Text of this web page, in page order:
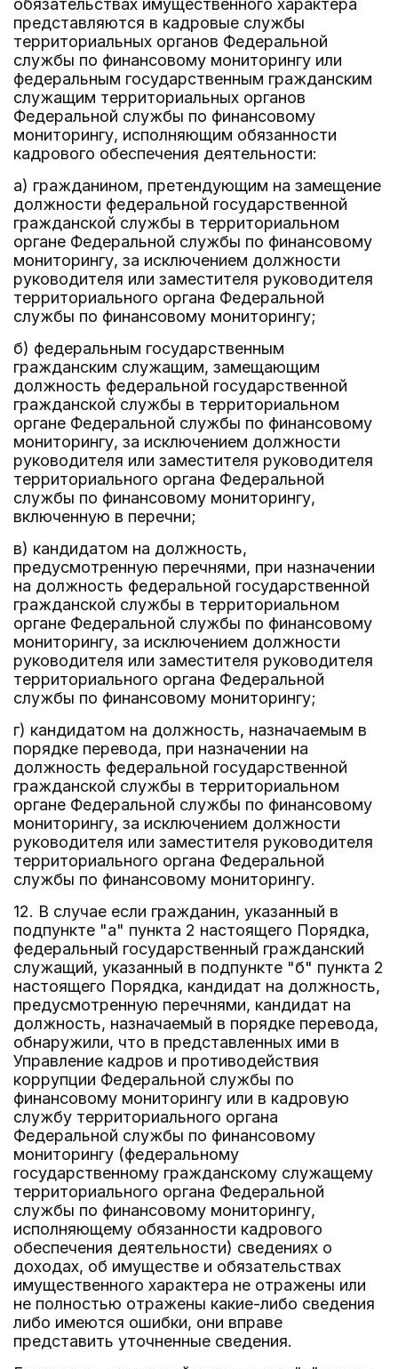
обязательствах имущественного характера
представляются в кадровые службы
территориальных органов Федеральной
службы по финансовому мониторингу или
федеральным государственным гражданским
служащим территориальных органов
Федеральной службы по финансовому
мониторингу, исполняющим обязанности
кадрового обеспечения деятельности:
а) гражданином, претендующим на замещение
должности федеральной государственной
гражданской службы в территориальном
органе Федеральной службы по финансовому
мониторингу, за исключением должности
руководителя или заместителя руководителя
территориального органа Федеральной
службы по финансовому мониторингу;
б) федеральным государственным
гражданским служащим, замещающим
должность федеральной государственной
гражданской службы в территориальном
органе Федеральной службы по финансовому
мониторингу, за исключением должности
руководителя или заместителя руководителя
территориального органа Федеральной
службы по финансовому мониторингу,
включенную в перечни;
в) кандидатом на должность,
предусмотренную перечнями, при назначении
на должность федеральной государственной
гражданской службы в территориальном
органе Федеральной службы по финансовому
мониторингу, за исключением должности
руководителя или заместителя руководителя
территориального органа Федеральной
службы по финансовому мониторингу;
г) кандидатом на должность, назначаемым в
порядке перевода, при назначении на
должность федеральной государственной
гражданской службы в территориальном
органе Федеральной службы по финансовому
мониторингу, за исключением должности
руководителя или заместителя руководителя
территориального органа Федеральной
службы по финансовому мониторингу.
12. В случае если гражданин, указанный в
подпункте "а" пункта 2 настоящего Порядка,
федеральный государственный гражданский
служащий, указанный в подпункте "б" пункта 2
настоящего Порядка, кандидат на должность,
предусмотренную перечнями, кандидат на
должность, назначаемый в порядке перевода,
обнаружили, что в представленных ими в
Управление кадров и противодействия
коррупции Федеральной службы по
финансовому мониторингу или в кадровую
службу территориального органа
Федеральной службы по финансовому
мониторингу (федеральному
государственному гражданскому служащему
территориального органа Федеральной
службы по финансовому мониторингу,
исполняющему обязанности кадрового
обеспечения деятельности) сведениях о
доходах, об имуществе и обязательствах
имущественного характера не отражены или
не полностью отражены какие-либо сведения
либо имеются ошибки, они вправе
представить уточненные сведения.